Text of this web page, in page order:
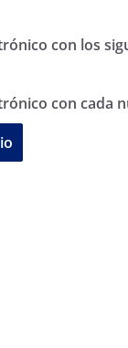
con los
con cada